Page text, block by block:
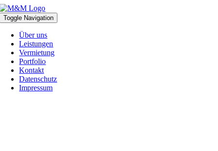
Zum
Inhalt
springen
Toggle Navigation
Über uns
Leistungen
Vermietung
Portfolio
Kontakt
Datenschutz
Impressum